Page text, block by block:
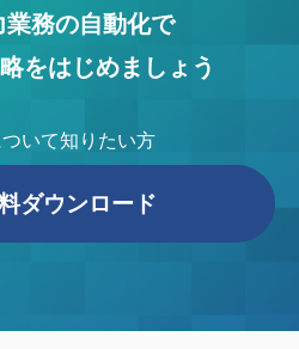
業務の自動化で
をはじめましょう
いて知りたい方
ダウンロード